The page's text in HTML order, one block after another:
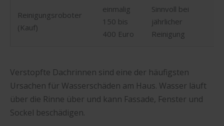
Reinigungsroboter
(Kauf)
einmalig
150 bis
400 Euro
Sinnvoll bei
jährlicher
Reinigung
Verstopfte Dachrinnen sind eine der häufigsten
Ursachen für Wasserschäden am Haus. Wasser läuft
über die Rinne über und kann Fassade, Fenster und
Sockel beschädigen.